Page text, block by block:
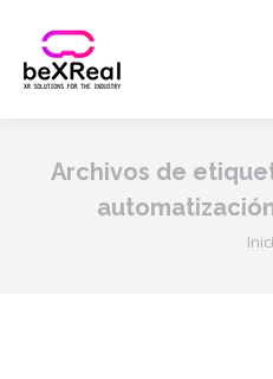
Archivos de